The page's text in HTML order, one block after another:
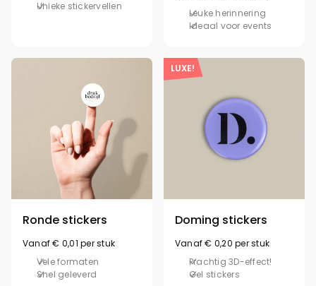
Unieke stickervellen
Leuke herinnering
Ideaal voor events
Ronde stickers
Vanaf € 0,01 per stuk
Vele formaten
Snel geleverd
Doming stickers
Vanaf € 0,20 per stuk
Prachtig 3D-effect!
Gel stickers
LUXE!